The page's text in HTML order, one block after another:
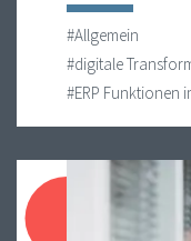
#Allgemein
#digitale
#ERP Funktionen